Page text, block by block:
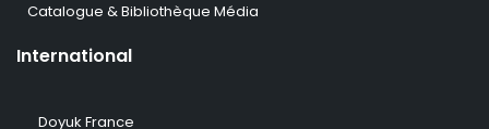
Catalogue & Bibliothèque Média
International
Doyuk France